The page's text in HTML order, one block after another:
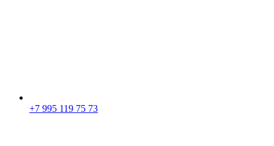
+7 995 119 75 73